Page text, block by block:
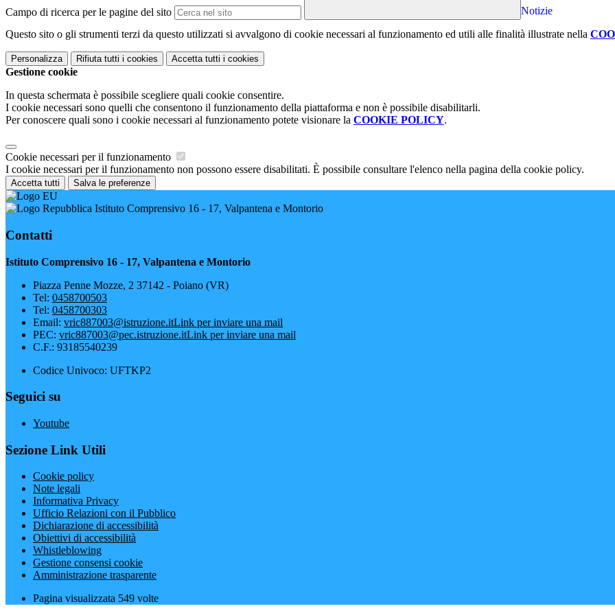
Campo di ricerca per le pagine del sito
Notizie
Questo sito o gli strumenti terzi da questo utilizzati si avvalgono di cookie necessari al funzionamento ed utili alle finalità illustrate nella
Personalizza Rifiuta tutti i cookies Accetta tutti i cookies
Gestione cookie
In questa schermata è possibile scegliere quali cookie consentire.
I cookie necessari sono quelli che consentono il funzionamento della piattaforma e non è possibile disabilitarli.
Per conoscere quali sono i cookie necessari al funzionamento potete visionare la COOKIE POLICY.
Cookie necessari per il funzionamento
I cookie necessari per il funzionamento non possono essere disabilitati. È possibile consultare l'elenco nella pagina della cookie policy.
Accetta tutti Salva le preferenze
Istituto Comprensivo 16 - 17, Valpantena e Montorio
Contatti
Istituto Comprensivo 16 - 17, Valpantena e Montorio
Piazza Penne Mozze, 2 37142 - Poiano (VR)
Tel: 0458700503
Tel: 0458700303
Email: vric887003@istruzione.itLink per inviare una mail
PEC: vric887003@pec.istruzione.itLink per inviare una mail
C.F.: 93185540239
Codice Univoco: UFTKP2
Seguici su
Youtube
Sezione Link Utili
Cookie policy
Note legali
Informativa Privacy
Ufficio Relazioni con il Pubblico
Dichiarazione di accessibilità
Obiettivi di accessibilità
Whistleblowing
Gestione consensi cookie
Amministrazione trasparente
Pagina visualizzata 549 volte